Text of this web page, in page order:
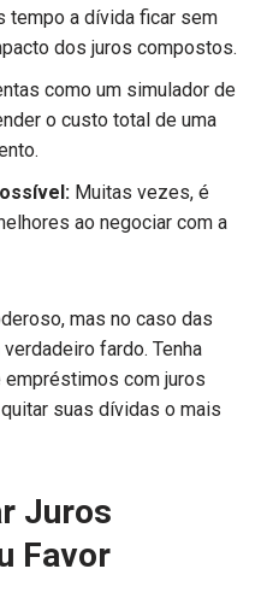
tempo a dívida ficar sem
dos juros compostos.
como um simulador de
o custo total de uma
Muitas vezes, é
ao negociar com a
mas no caso das
fardo. Tenha
com juros
suas dívidas o mais
Juros
Favor